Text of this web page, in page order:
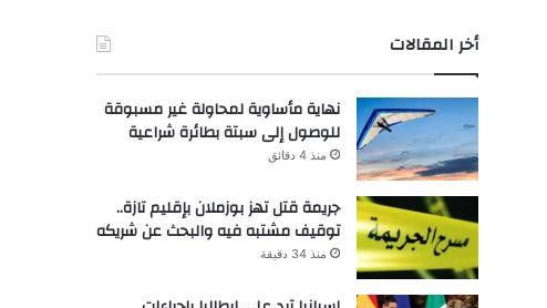
أخر المقالات
نهاية مأساوية لمحاولة غير مسبوقة
للوصول إلى سبتة بطائرة شراعية
منذ 4 دقائق
جريمة قتل تهز بوزملان بإقليم تازة..
توقيف مشتبه فيه والبحث عن شريكه
منذ 34 دقيقة